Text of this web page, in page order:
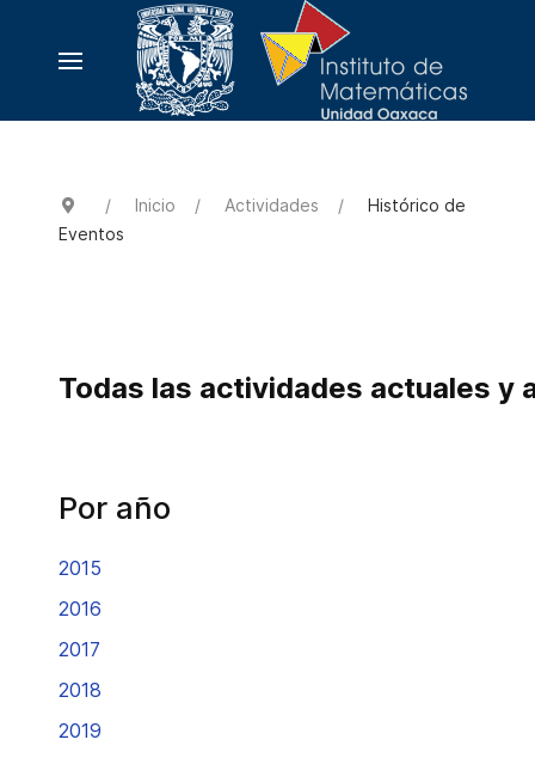
Inicio Actividades
Histórico de
Eventos
Todas las actividades actuales y
Por año
2015
2016
2017
2018
2019